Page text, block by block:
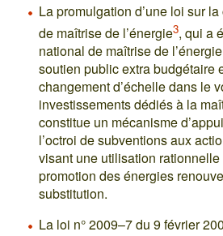
La promulgation d’une loi sur
de maîtrise de l’énergie3, qui a
national de maîtrise de
soutien public extra budgétaire
changement d’échelle dans le
investissements dédiés à la
constitue un mécanisme
l’octroi de subventions aux
visant une utilisation rationnelle
promotion des énergies
substitution.
La loi n° 2009–7 du 9 février